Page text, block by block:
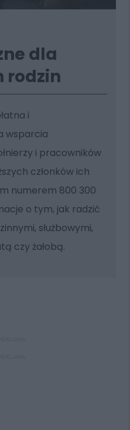
dla
rodzin
i
wsparcia
i pracowników
członków ich
numerem 800 300
o tym, jak radzić
służbowymi,
czy żałobą.